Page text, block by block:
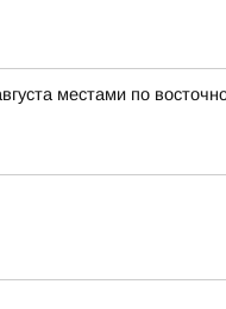
местами по